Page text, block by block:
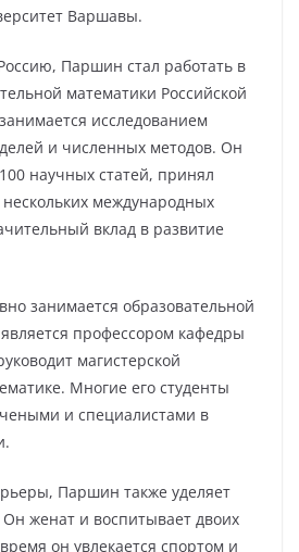
Варшавы.
Паршин стал работать в
математики Российской
исследованием
и численных методов. Он
научных статей, принял
международных
вклад в развитие
занимается образовательной
профессором кафедры
магистерской
Многие его студенты
и специалистами в
Паршин также уделяет
женат и воспитывает двоих
он увлекается спортом и